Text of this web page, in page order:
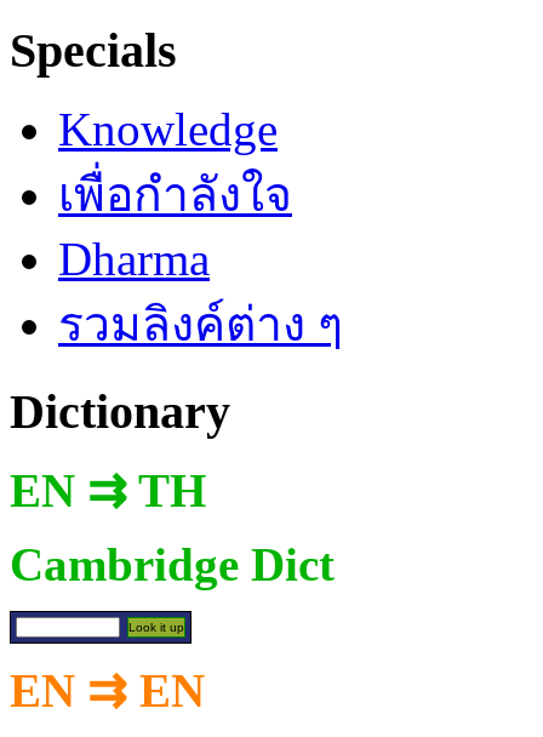
Specials
Knowledge
เพื่อกำลังใจ
Dharma
รวมลิงค์ต่าง ๆ
Dictionary
EN ⇉ TH
Cambridge Dict
EN ⇉ EN